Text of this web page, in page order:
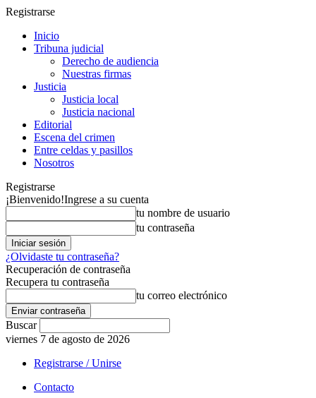
Registrarse
Inicio
Tribuna judicial
Derecho de audiencia
Nuestras firmas
Justicia
Justicia local
Justicia nacional
Editorial
Escena del crimen
Entre celdas y pasillos
Nosotros
Registrarse
¡Bienvenido!Ingrese a su cuenta
tu nombre de usuario
tu contraseña
¿Olvidaste tu contraseña?
Recuperación de contraseña
Recupera tu contraseña
tu correo electrónico
Buscar
viernes 7 de agosto de 2026
Registrarse / Unirse
Contacto